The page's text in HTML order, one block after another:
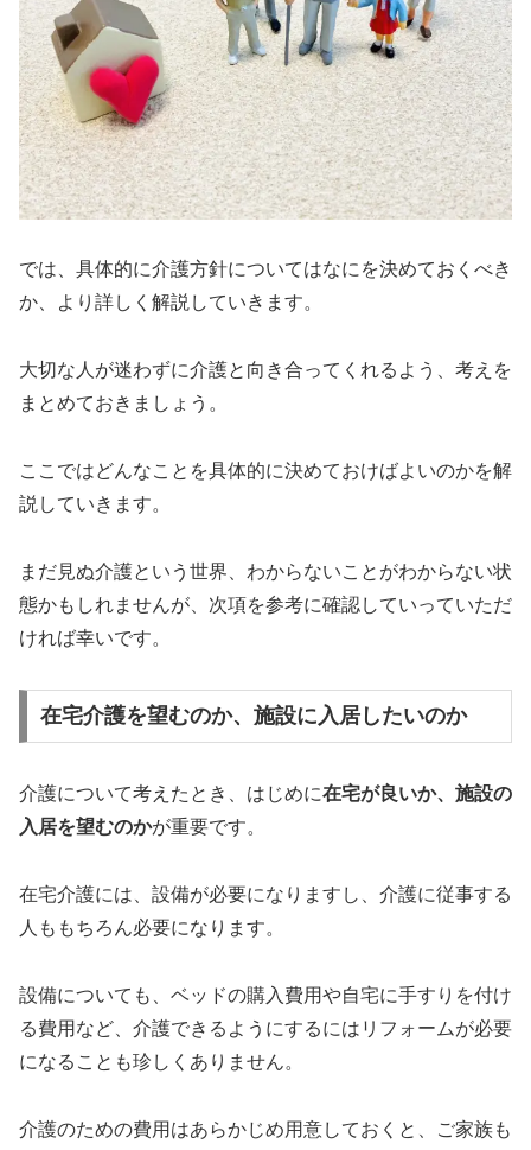
では、具体的に介護方針についてはなにを決めておくべき
か、より詳しく解説していきます。
大切な人が迷わずに介護と向き合ってくれるよう、考えを
まとめておきましょう。
ここではどんなことを具体的に決めておけばよいのかを解
説していきます。
まだ見ぬ介護という世界、わからないことがわからない状
態かもしれませんが、次項を参考に確認していっていただ
ければ幸いです。
在宅介護を望むのか、施設に入居したいのか
介護について考えたとき、はじめに在宅が良いか、施設の
入居を望むのかが重要です。
在宅介護には、設備が必要になりますし、介護に従事する
人ももちろん必要になります。
設備についても、ベッドの購入費用や自宅に手すりを付け
る費用など、介護できるようにするにはリフォームが必要
になることも珍しくありません。
介護のための費用はあらかじめ用意しておくと、ご家族も